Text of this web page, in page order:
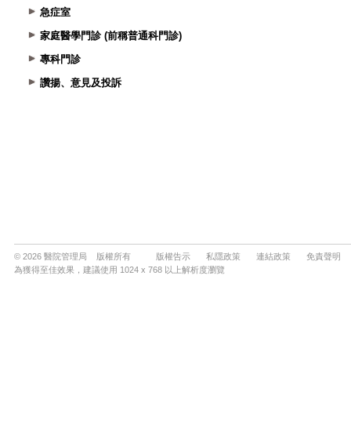
急症室
家庭醫學門診 (前稱普通科門診)
專科門診
讚揚、意見及投訴
© 2026 醫院管理局 版權所有 版權告示 私隱政策 連結政策
免責聲明
為獲得至佳效果，建議使用 1024 x 768 以上解析度瀏覽